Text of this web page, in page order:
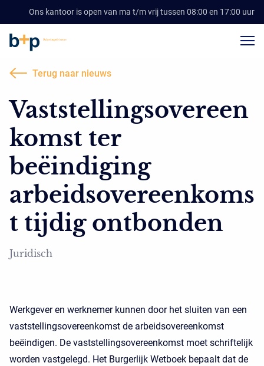
Ons kantoor is open van ma t/m vrij tussen 08:00 en 17:00 uur
Terug naar nieuws
Vaststellingsovereen
komst ter
beëindiging
arbeidsovereenkoms
t tijdig ontbonden
Juridisch
Werkgever en werknemer kunnen door het sluiten van een
vaststellingsovereenkomst de arbeidsovereenkomst
beëindigen. De vaststellingsovereenkomst moet schriftelijk
worden vastgelegd. Het Burgerlijk Wetboek bepaalt dat de